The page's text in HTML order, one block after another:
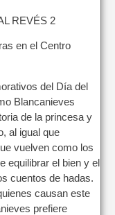
REVÉS 2
en el Centro
del Día del
Blancanieves
de la princesa y
al igual que
vuelven como los
equilibrar el bien y el
cuentos de hadas.
causan este
prefiere